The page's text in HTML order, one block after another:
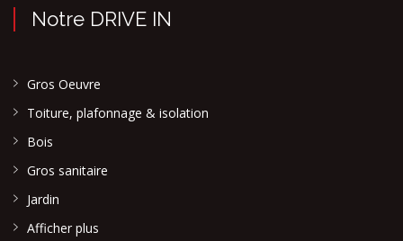
Notre DRIVE IN
Gros Oeuvre
Toiture, plafonnage & isolation
Bois
Gros sanitaire
Jardin
Afficher plus